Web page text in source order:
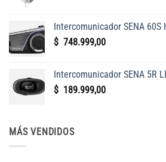
era:
Intercomunicador SENA 60S
$ 748.999,00
Intercomunicador SENA 5R
$ 189.999,00
MÁS VENDIDOS